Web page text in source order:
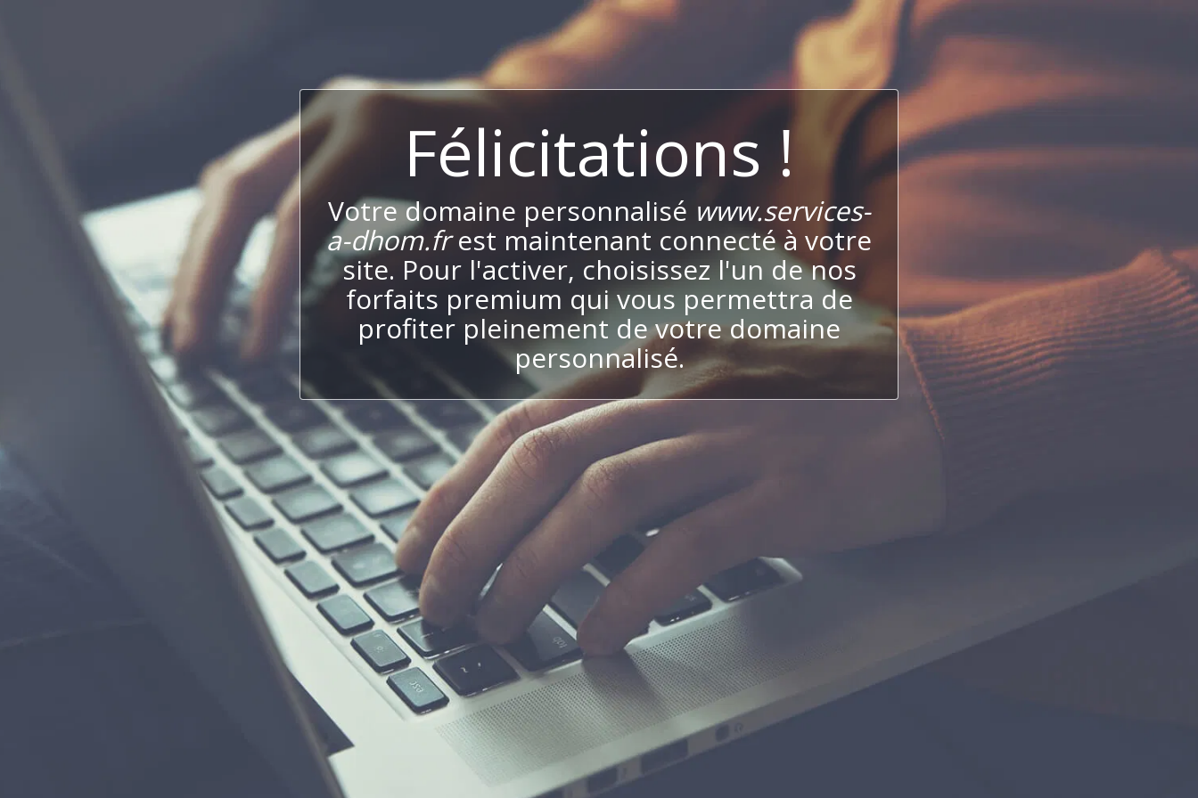
Félicitations !
Votre domaine personnalisé www.services-
a-dhom.frest maintenant connecté à votre
site. Pour l'activer, choisissez l'un de nos
forfaits premium qui vous permettra de
profiter pleinement de votre domaine
personnalisé.